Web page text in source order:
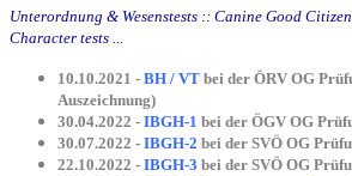
Unterordnung & Wesenstests :: Canine Good
Character tests ...
10.10.2021 - BH / VT bei der ÖRV OG
Auszeichnung)
30.04.2022 - IBGH-1 bei der ÖGV OG
30.07.2022 - IBGH-2 bei der SVÖ OG
22.10.2022 - IBGH-3 bei der SVÖ OG